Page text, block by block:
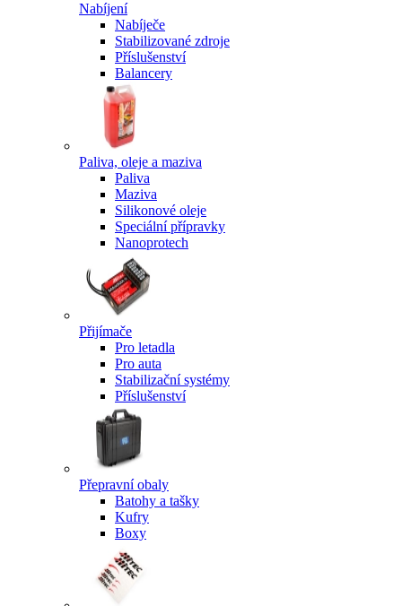
Nabíjení
Nabíječe
Stabilizované zdroje
Příslušenství
Balancery
Paliva, oleje a maziva
Paliva
Maziva
Silikonové oleje
Speciální přípravky
Nanoprotech
Přijímače
Pro letadla
Pro auta
Stabilizační systémy
Příslušenství
Přepravní obaly
Batohy a tašky
Kufry
Boxy